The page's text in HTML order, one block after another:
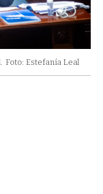
Foto: Estefanía Leal